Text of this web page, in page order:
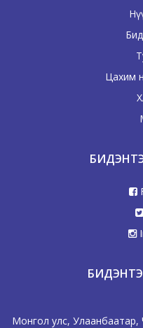
Цахим
Монгол улс, Улаанбаатар,